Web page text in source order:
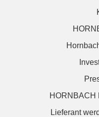
HORNBACH
Lieferant